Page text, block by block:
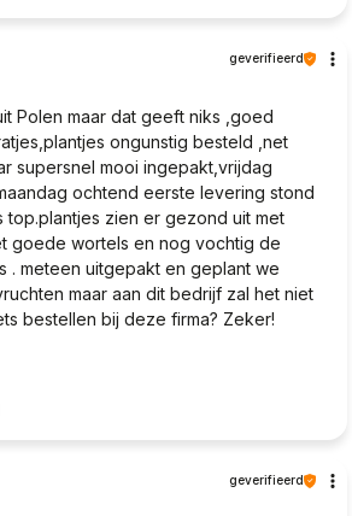
geverifieerd
Polen maar dat geeft niks ,goed
ongunstig besteld ,net
supersnel mooi ingepakt,vrijdag
ochtend eerste levering stond
top.plantjes zien er gezond uit met
goede wortels en nog vochtig de
. meteen uitgepakt en geplant we
maar aan dit bedrijf zal het niet
bestellen bij deze firma? Zeker!
geverifieerd